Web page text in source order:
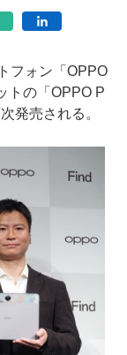
フォン「OPPO
トの「OPPO P
発売される。